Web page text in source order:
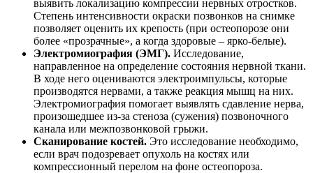
выявить локализацию компрессии нервных отростков.
Степень интенсивности окраски позвонков на снимке
позволяет оценить их крепость (при остеопорозе они
более «прозрачные», а когда здоровые – ярко-белые).
Электромиография (ЭМГ). Исследование,
направленное на определение состояния нервной ткани.
В ходе него оцениваются электроимпульсы, которые
производятся нервами, а также реакция мышц на них.
Электромиография помогает выявлять сдавление нерва,
произошедшее из-за стеноза (сужения) позвоночного
канала или межпозвонковой грыжи.
Сканирование костей. Это исследование необходимо,
если врач подозревает опухоль на костях или
компрессионный перелом на фоне остеопороза.